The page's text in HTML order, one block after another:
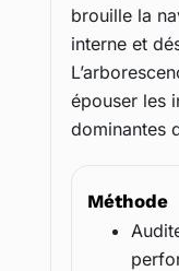
brouille la
interne et
épouser les
dominantes
Méthode